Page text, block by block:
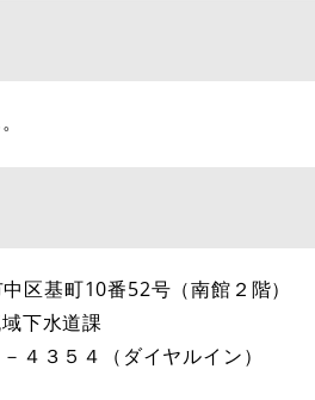
区基町10番52号（南館２階）
下水道課
４３５４（ダイヤルイン）